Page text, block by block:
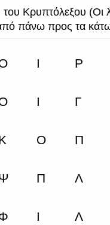
του Κρυπτόλεξου (Οι
από πάνω προς τα